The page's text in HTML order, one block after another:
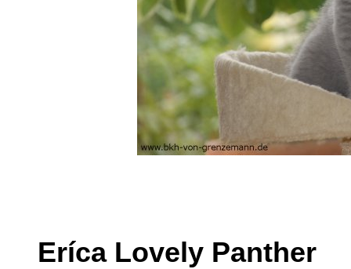
Eríca Lovely Panther